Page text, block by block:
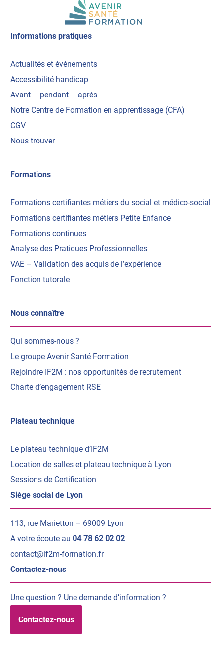
onglet)
Informations pratiques
Actualités et événements
Accessibilité handicap
Avant – pendant – après
Notre Centre de Formation en apprentissage (CFA)
CGV
Nous trouver
Formations
Formations certifiantes métiers du social et médico-social
Formations certifiantes métiers Petite Enfance
Formations continues
Analyse des Pratiques Professionnelles
VAE – Validation des acquis de l’expérience
Fonction tutorale
Nous connaître
Qui sommes-nous ?
Le groupe Avenir Santé Formation
Rejoindre IF2M : nos opportunités de recrutement
Charte d’engagement RSE
Plateau technique
Le plateau technique d’IF2M
Location de salles et plateau technique à Lyon
Sessions de Certification
Siège social de Lyon
113, rue Marietton – 69009 Lyon
A votre écoute au 04 78 62 02 02
contact@if2m-formation.fr
Contactez-nous
Une question ? Une demande d’information ?
Contactez-nous